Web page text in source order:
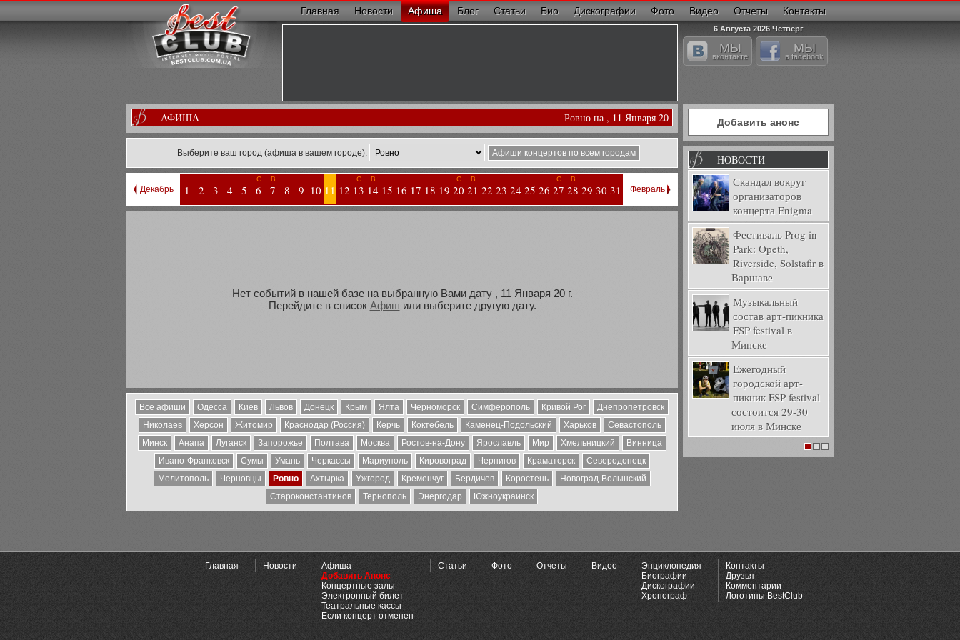
Главная Новости Афиша Блог Статьи Био Дискографии Фото Видео Отчеты Контакты
6 Августа 2026 Четверг
МЫ
вконтакте
МЫ
в facebook
АФИША Ровно на , 11 Января 20
Выберите ваш город (афиша в вашем городе): Афиши концертов по всем городам
Декабрь 1 2 3 4 5
С
6
В
7 8 9 10 11 12
С
13
В
14 15 16 17 18 19
С
20
В
21 22 23 24 25 26
С
27
В
28 29 30 31 Февраль
Нет событий в нашей базе на выбранную Вами дату , 11 Января 20 г.
Перейдите в список Афиш или выберите другую дату.
Все афиши Одесса Киев Львов Донецк Крым Ялта Черноморск Симферополь Кривой Рог
Днепропетровск
Николаев
Херсон Житомир Краснодар (Россия) Керчь Коктебель Каменец-Подольский Харьков
Севастополь
Минск
Анапа Луганск Запорожье Полтава Москва Ростов-на-Дону Ярославль Мир Хмельницкий
Винница
Ивано-Франковск
Сумы Умань Черкассы Мариуполь Кировоград Чернигов Краматорск
Северодонецк
Мелитополь
Черновцы Ровно Ахтырка Ужгород Кременчуг Бердичев Коростень
Новоград-Волынский
Староконстантинов
Тернополь Энергодар Южноукраинск
Добавить анонс
НОВОСТИ
Скандал вокруг
организаторов
концерта Enigma
Фестиваль Prog in
Park: Opeth,
Riverside, Solstafir в
Варшаве
Музыкальный
состав арт-пикника
FSP festival в
Минске
Ежегодный
городской арт-
пикник FSP festival
состоится 29-30
июля в Минске
Главная Новости
Афиша
Добавить Анонс
Концертные залы
Электронный билет
Театральные кассы
Если концерт отменен
Статьи Фото Отчеты Видео
Энциклопедия
Биографии
Дискографии
Хронограф
Контакты
Друзья
Комментарии
Логотипы BestClub